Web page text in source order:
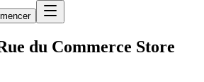
du Commerce Store